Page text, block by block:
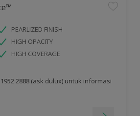
PEARLIZED FINISH
HIGH OPACITY
HIGH COVERAGE
2888 (ask dulux) untuk informasi